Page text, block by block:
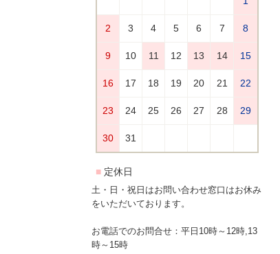
土・日・祝日はお問い合わせ窓口はお休み
をいただいております。
お電話でのお問合せ：平日10時～12時,13
時～15時